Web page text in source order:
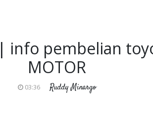
info pembelian
MOTOR
03:36 Ruddy Minargo